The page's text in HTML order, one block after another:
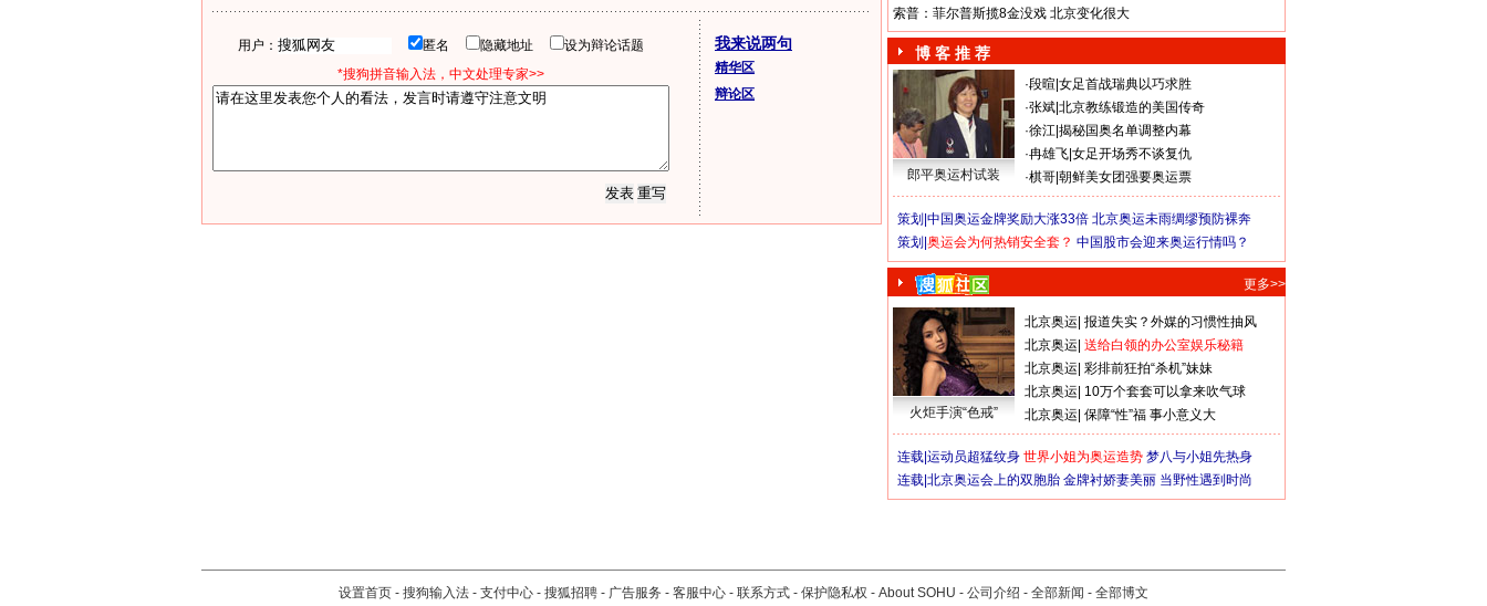
用户： 匿名 隐藏地址
设为辩论话题
*搜狗拼音输入法，中文处理专家>>
我来说两句
精华区
辩论区
索普：菲尔普斯揽8金没戏 北京变化很大
博 客 推 荐
郎平奥运村试装
·段暄 女足首战瑞典以巧求胜
·张斌 北京教练锻造的美国传奇
·徐江 揭秘国奥名单调整内幕
·冉雄飞 女足开场秀不谈复仇
·棋哥 朝鲜美女团强要奥运票
策划| 中国奥运金牌奖励大涨33倍 北京奥运未雨绸缪预防裸奔
策划| 奥运会为何热销安全套？ 中国股市会迎来奥运行情吗？
更多>>
火炬手演“色戒”
北京奥运 报道失实？外媒的习惯性抽风
北京奥运 送给白领的办公室娱乐秘籍
北京奥运 彩排前狂拍“杀机”妹妹
北京奥运 10万个套套可以拿来吹气球
北京奥运 保障“性”福 事小意义大
连载| 运动员超猛纹身 世界小姐为奥运造势 梦八与小姐先热身
连载| 北京奥运会上的双胞胎 金牌衬娇妻美丽 当野性遇到时尚
设置首页 - 搜狗输入法 - 支付中心 - 搜狐招聘 - 广告服务 - 客服中心 - 联系方式 - 保护隐私权 - About SOHU - 公司介绍 - 全部新闻 - 全部博文